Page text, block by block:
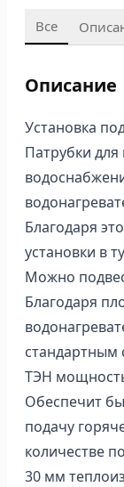
Все
Описание
Установка
Патрубки
Благодаря
установки в
Можно
Благодаря
стандартным
ТЭН
Обеспечит
подачу
количестве
30 мм